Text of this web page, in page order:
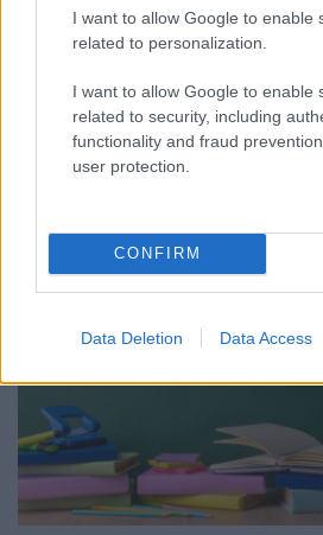
I want to allow Google to enable
related to personalization.
I want to allow Google to enable
related to security, including
functionality and fraud
user protection.
CONFIRM
Data Deletion Data Access
Κατάργηση των Σχολικών Επιτροπών: